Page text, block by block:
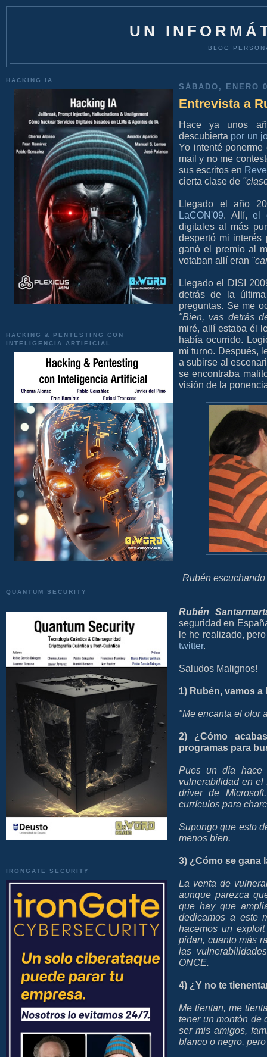
UN
BLOG
HACKING IA
HACKING & PENTESTING CON
INTELIGENCIA ARTIFICIAL
QUANTUM SECURITY
IRONGATE SECURITY
SÁBADO, ENERO
Entrevista a
Hace ya unos
descubierta por un
Yo intenté
mail y no me
sus escritos en
cierta clase de
Llegado el año
LaCON'09. Allí,el
digitales al más
despertó mi interés
ganó el premio al
votaban allí eran
Llegado el DISI
detrás de la
preguntas. Se me
"Bien, vas detrás
miré, allí estaba él
había ocurrido.
mi turno. Después,
a subirse al
se encontraba
visión de la
Rubén
Rubén
seguridad en
le he realizado,
twitter.
Saludos Malignos!
1) Rubén, vamos
"Me encanta el olor
2) ¿Cómo
programas para
Pues un día hace
vulnerabilidad en el
driver de
currículos para
Supongo que esto
menos bien.
3) ¿Cómo se gana
La venta de
aunque parezca
que hay que
dedicamos a este
hacemos un
pidan, cuanto más
las
ONCE.
4) ¿Y no te
Me tientan, me
tener un montón de
ser mis amigos,
blanco o negro,